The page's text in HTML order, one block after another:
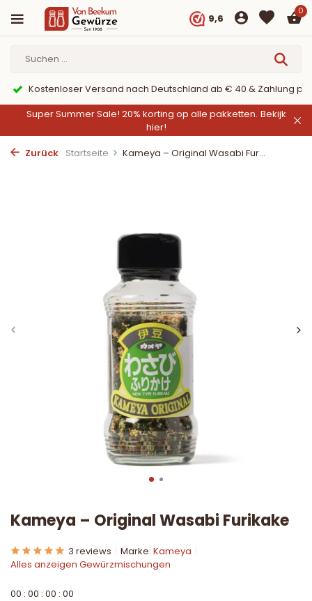
9,6
0
Kostenloser Versand nach Deutschland ab € 40 & Zahlung
Super Summer Sale! 20% korting op alle pakketten. Bekijk
hier!
Zurück Startseite Kameya – Original Wasabi Fur...
Kameya – Original Wasabi Furikake
3 reviews Marke: Kameya
Alles anzeigen Gewürzmischungen
00 : 00 : 00 : 00